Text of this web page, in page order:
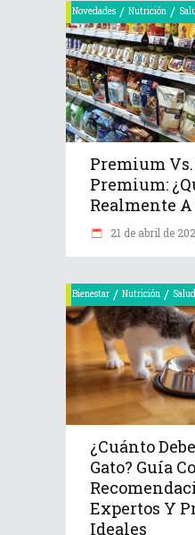
Novedades / Nutrición /
Premium
Premium:
Realmente
21 de abril de
Bienestar / Nutrición / Salud
¿Cuánto
Gato? Guía
Expertos Y
Ideales